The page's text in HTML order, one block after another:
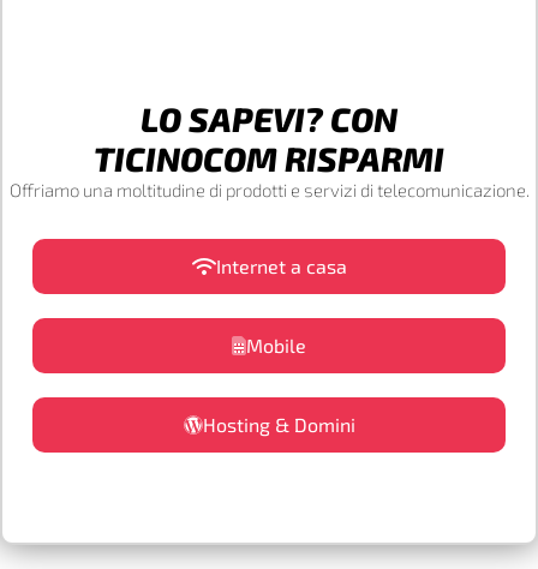
LO SAPEVI? CON
TICINOCOM RISPARMI
Offriamo una moltitudine di prodotti e servizi di telecomunicazione.
Internet a casa
Mobile
Hosting & Domini